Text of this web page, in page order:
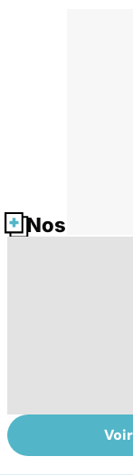
Nos fiches
Tout savoir
les